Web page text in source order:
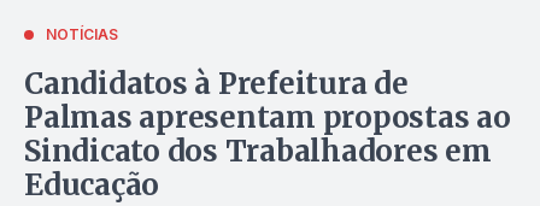
NOTÍCIAS
Candidatos à Prefeitura de
Palmas apresentam propostas ao
Sindicato dos Trabalhadores em
Educação